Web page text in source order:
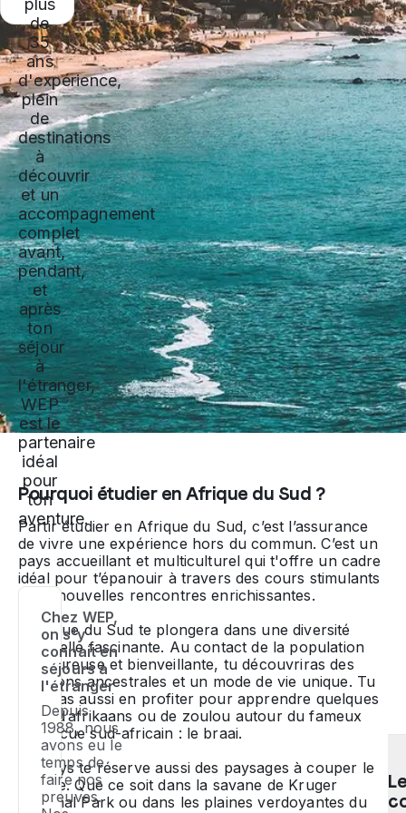
plus
de
35
ans
d'expérience,
plein
de
destinations
à
découvrir
et un
accompagnement
complet
avant,
pendant,
et
après
ton
séjour
à
l'étranger,
WEP
est le
partenaire
idéal
pour
ton
aventure.
Chez WEP,
on s'y
connait en
séjours à
l'étranger
Depuis
1988, nous
avons eu le
temps de
faire nos
preuves.
Pourquoi étudier en Afrique du Sud ?
Partir étudier en Afrique du Sud, c’est l’assurance
de vivre une expérience hors du commun. C’est un
pays accueillant et multiculturel qui t'offre un cadre
idéal pour t’épanouir à travers des cours stimulants
et de nouvelles rencontres enrichissantes.
L’Afrique du Sud te plongera dans une diversité
culturelle fascinante. Au contact de la population
chaleureuse et bienveillante, tu découvriras des
traditions ancestrales et un mode de vie unique. Tu
pourras aussi en profiter pour apprendre quelques
mots d’afrikaans ou de zoulou autour du fameux
barbecue sud-africain : le braai.
Ce pays te réserve aussi des paysages à couper le
souffle. Que ce soit dans la savane de Kruger
National Park ou dans les plaines verdoyantes du